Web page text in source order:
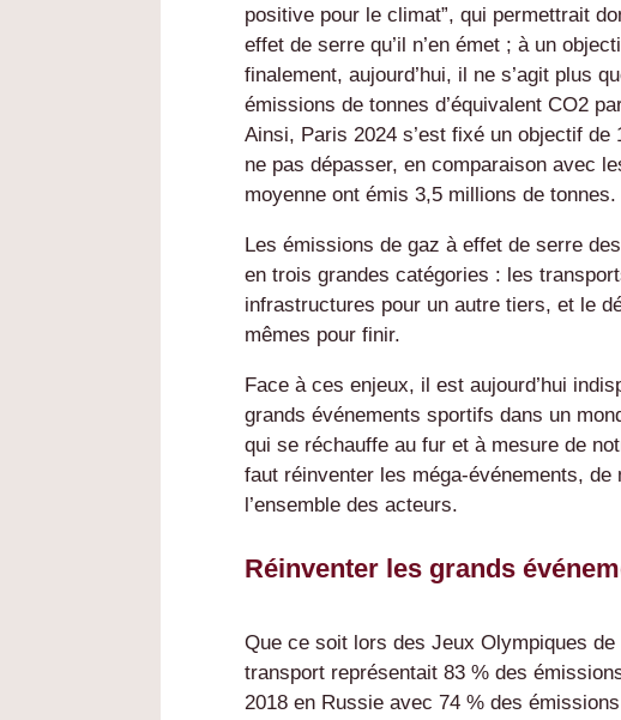
positive pour le climat”, qui permettrait
effet de serre qu’il n’en émet ; à un
finalement, aujourd’hui, il ne s’agit plus
émissions de tonnes d’équivalent CO2
Ainsi, Paris 2024 s’est fixé un objectif
ne pas dépasser, en comparaison avec
moyenne ont émis 3,5 millions de tonnes.
Les émissions de gaz à effet de serre
en trois grandes catégories : les
infrastructures pour un autre tiers, et le
mêmes pour finir.
Face à ces enjeux, il est aujourd’hui
grands événements sportifs dans un
qui se réchauffe au fur et à mesure de
faut réinventer les méga-événements, de
l’ensemble des acteurs.
Réinventer les grands
Que ce soit lors des Jeux Olympiques
transport représentait 83 % des
2018 en Russie avec 74 % des